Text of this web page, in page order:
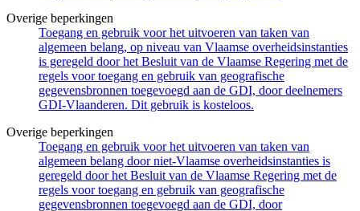
Overige beperkingen
Toegang en gebruik voor het uitvoeren van taken van
algemeen belang, op niveau van Vlaamse overheidsinstanties
is geregeld door het Besluit van de Vlaamse Regering met de
regels voor toegang en gebruik van geografische
gegevensbronnen toegevoegd aan de GDI, door deelnemers
GDI-Vlaanderen. Dit gebruik is kosteloos.
Overige beperkingen
Toegang en gebruik voor het uitvoeren van taken van
algemeen belang door niet-Vlaamse overheidsinstanties is
geregeld door het Besluit van de Vlaamse Regering met de
regels voor toegang en gebruik van geografische
gegevensbronnen toegevoegd aan de GDI, door